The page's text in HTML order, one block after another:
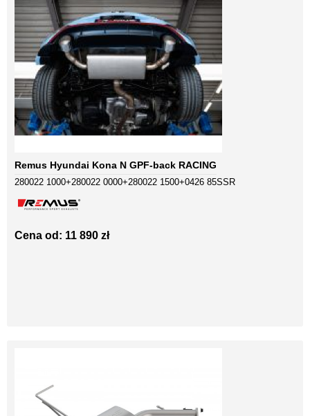
Remus Hyundai Kona N GPF-back RACING
280022 1000+280022 0000+280022 1500+0426 85SSR
Cena od: 11 890 zł